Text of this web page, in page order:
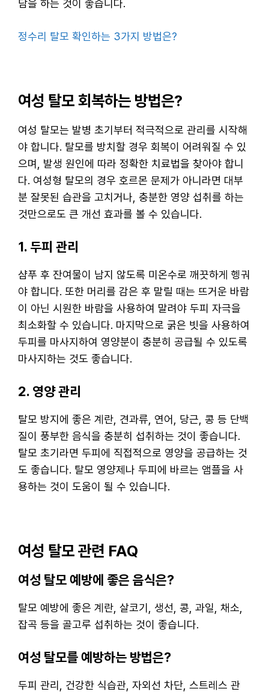
담을 하는 것이 좋습니다.
정수리 탈모 확인하는 3가지 방법은?
여성 탈모 회복하는 방법은?
여성 탈모는 발병 초기부터 적극적으로 관리를 시작해
야 합니다. 탈모를 방치할 경우 회복이 어려워질 수 있
으며, 발생 원인에 따라 정확한 치료법을 찾아야 합니
다. 여성형 탈모의 경우 호르몬 문제가 아니라면 대부
분 잘못된 습관을 고치거나, 충분한 영양 섭취를 하는
것만으로도 큰 개선 효과를 볼 수 있습니다.
1. 두피 관리
샴푸 후 잔여물이 남지 않도록 미온수로 깨끗하게 헹궈
야 합니다. 또한 머리를 감은 후 말릴 때는 뜨거운 바람
이 아닌 시원한 바람을 사용하여 말려야 두피 자극을
최소화할 수 있습니다. 마지막으로 굵은 빗을 사용하여
두피를 마사지하여 영양분이 충분히 공급될 수 있도록
마사지하는 것도 좋습니다.
2. 영양 관리
탈모 방지에 좋은 계란, 견과류, 연어, 당근, 콩 등 단백
질이 풍부한 음식을 충분히 섭취하는 것이 좋습니다.
탈모 초기라면 두피에 직접적으로 영양을 공급하는 것
도 좋습니다. 탈모 영양제나 두피에 바르는 앰플을 사
용하는 것이 도움이 될 수 있습니다.
여성 탈모 관련 FAQ
여성 탈모 예방에 좋은 음식은?
탈모 예방에 좋은 계란, 살코기, 생선, 콩, 과일, 채소,
잡곡 등을 골고루 섭취하는 것이 좋습니다.
여성 탈모를 예방하는 방법은?
두피 관리, 건강한 식습관, 자외선 차단, 스트레스 관